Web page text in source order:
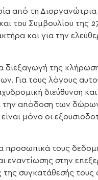
από τη
του Συμβουλίου της
και για την
της
Για τους λόγους
διεύθυνση και
την απόδοση των
μόνο οι
προσωπικά τους
στην
συγκατάθεσής τους